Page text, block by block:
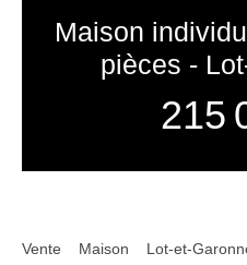
Maison
pièces -
215
Vente Maison
Lot-et-